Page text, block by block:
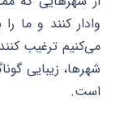
وادار کنند و ما
می‌کنیم ترغیب
شهرها، زیبایی
است.